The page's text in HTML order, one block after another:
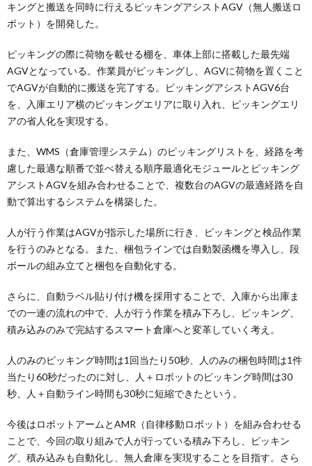
キングと搬送を同時に行えるピッキングアシストAGV（無人搬送ロ
ボット）を開発した。
ピッキングの際に荷物を載せる棚を、車体上部に搭載した最先端
AGVとなっている。作業員がピッキングし、AGVに荷物を置くこと
でAGVが自動的に搬送を完了する。ピッキングアシストAGV6台
を、入庫エリア横のピッキングエリアに取り入れ、ピッキングエリ
アの省人化を実現する。
また、WMS（倉庫管理システム）のピッキングリストを、経路を考
慮した最適な順番で並べ替える順序最適化モジュールとピッキング
アシストAGVを組み合わせることで、複数台のAGVの最適経路を自
動で算出するシステムを構築した。
人が行う作業はAGVが指示した場所に行き、ピッキングと検品作業
を行うのみとなる。また、梱包ラインでは自動製函機を導入し、段
ボールの組み立てと梱包を自動化する。
さらに、自動ラベル貼り付け機を採用することで、入庫から出庫ま
での一連の流れの中で、人が行う作業を積み下ろし、ピッキング、
積み込みのみで完結するスマート倉庫へと変革していく考え。
人のみのピッキング時間は1回当たり50秒、人のみの梱包時間は1件
当たり60秒だったのに対し、人＋ロボットのピッキング時間は30
秒、人＋自動ライン時間も30秒に短縮できたという。
今後はロボットアームとAMR（自律移動ロボット）を組み合わせる
ことで、今回の取り組みで人が行っている積み下ろし、ピッキン
グ、積み込みも自動化し、無人倉庫を実現することを目指す。さら